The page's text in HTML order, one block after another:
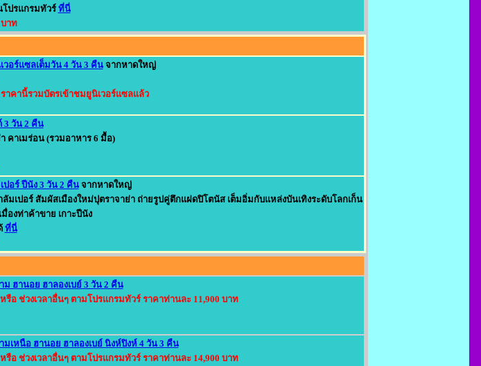
โปรแกรมทัวร์ ที่นี่
าท
วอร์แซลเต็มวัน 4 วัน 3 คืนจากหาดใหญ่
าคานี้รวมบัตรเข้าชมยูนิเวอร์แซลแล้ว
3 วัน 2 คืน
คาเมร่อน (รวมอาหาร 6 มื้อ)
ปอร์ ปีนัง 3 วัน 2 คืนจากหาดใหญ่
ลัมเปอร์ สัมผัสเมืองใหม่ปุตราจาย่า ถ่ายรูปคู่ตึกแฝดปิโตนัส เต็มอิ่มกับแหล่งบันเทิงระดับโลกเก็น
องท่าค้าขาย เกาะปีนัง
ที่นี่
ม ฮานอย ฮาลองเบย์ 3 วัน 2 คืน
รือ ช่วงเวลาอื่นๆ ตามโปรแกรมทัวร์ ราคาท่านละ 11,900 บาท
มเหนือ ฮานอย ฮาลองเบย์ นิงห์ปิงห์ 4 วัน 3 คืน
อ ช่วงเวลาอื่นๆ ตามโปรแกรมทัวร์ ราคาท่านละ 14,900 บาท